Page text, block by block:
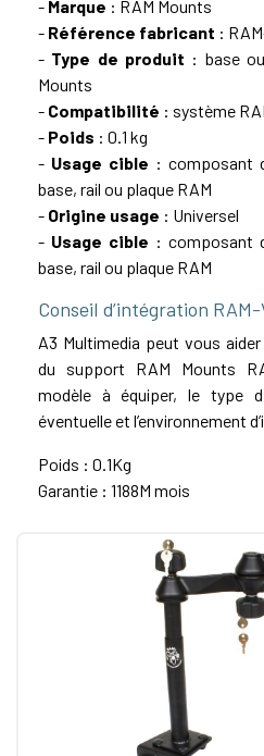
- Marque : RAM Mounts
- Référence fabricant :
- Type de produit : base
Mounts
- Compatibilité : système
- Poids : 0.1 kg
- Usage cible : composant
base, rail ou plaque RAM
- Origine usage : Universel
- Usage cible : composant
base, rail ou plaque RAM
Conseil d’intégration RAM-
A3 Multimedia peut vous
du support RAM Mounts
modèle à équiper, le type
éventuelle et l’environnement
Poids : 0.1Kg
Garantie : 1188M mois